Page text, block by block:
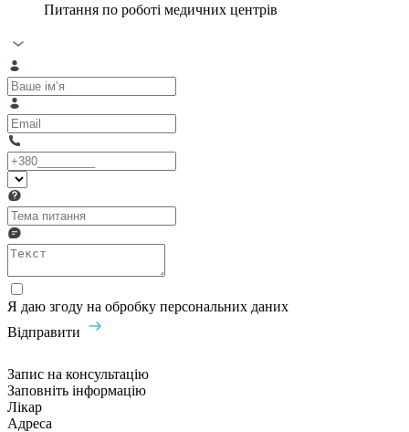
Питання по роботі медичних центрів
Я даю згоду на обробку персональних даних
Відправити
Запис на консультацію
Заповніть інформацію
Лікар
Адреса